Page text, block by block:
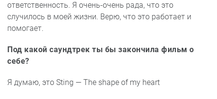
ответственность. Я очень-очень рада, что это
случилось в моей жизни. Верю, что это работает и
помогает.
Под какой саундтрек ты бы закончила фильм о
себе?
Я думаю, это Sting — The shape of my heart